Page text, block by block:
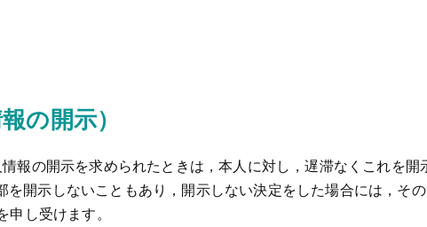
の開示）
報の開示を求められたときは，本人に対し，遅滞なくこれを
を開示しないこともあり，開示しない決定をした場合には，そ
し受けます。